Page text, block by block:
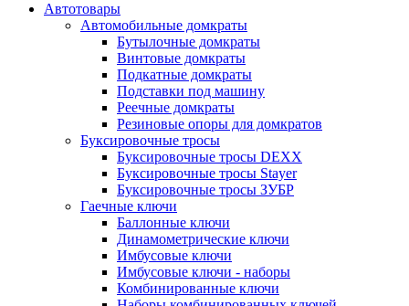
Автотовары
Автомобильные домкраты
Бутылочные домкраты
Винтовые домкраты
Подкатные домкраты
Подставки под машину
Реечные домкраты
Резиновые опоры для домкратов
Буксировочные тросы
Буксировочные тросы DEXX
Буксировочные тросы Stayer
Буксировочные тросы ЗУБР
Гаечные ключи
Баллонные ключи
Динамометрические ключи
Имбусовые ключи
Имбусовые ключи - наборы
Комбинированные ключи